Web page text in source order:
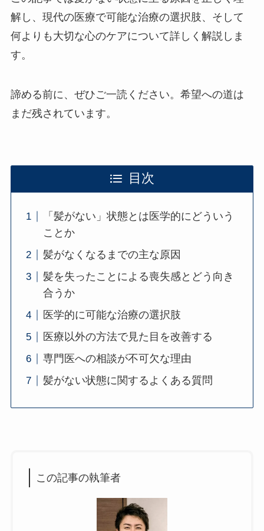
解し、現代の医療で可能な治療の選択肢、そして
何よりも大切な心のケアについて詳しく解説しま
す。
諦める前に、ぜひご一読ください。希望への道は
まだ残されています。
目次
「髪がない」状態とは医学的にどういう
ことか
髪がなくなるまでの主な原因
髪を失ったことによる喪失感とどう向き
合うか
医学的に可能な治療の選択肢
医療以外の方法で見た目を改善する
専門医への相談が不可欠な理由
髪がない状態に関するよくある質問
この記事の執筆者